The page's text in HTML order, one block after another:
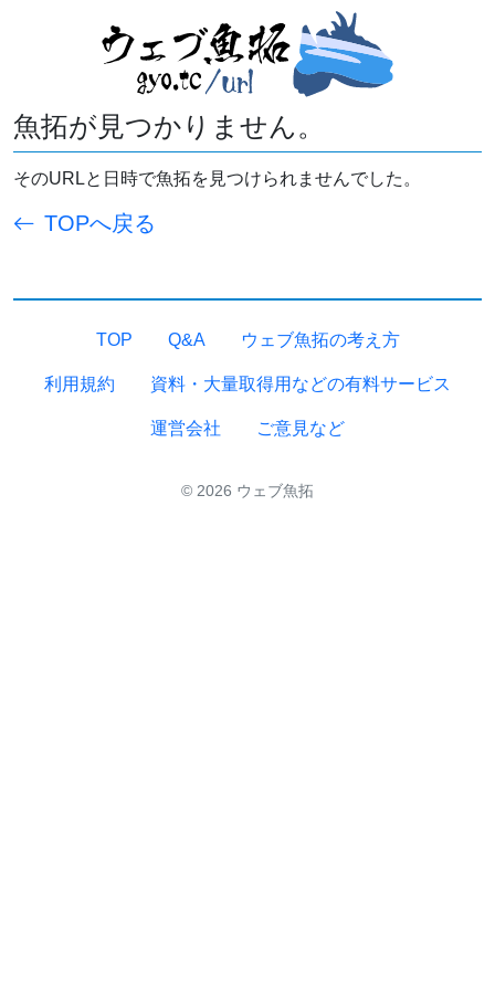
魚拓が見つかりません。
そのURLと日時で魚拓を見つけられませんでした。
TOPへ戻る
TOP Q&A ウェブ魚拓の考え方
利用規約 資料・大量取得用などの有料サービス
運営会社 ご意見など
© 2026 ウェブ魚拓